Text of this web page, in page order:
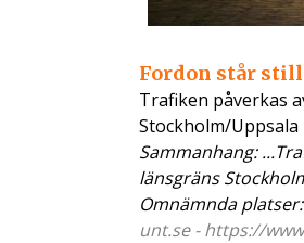
Fordon står
Trafiken påverkas
Stockholm/
Sammanhang:
länsgräns
Omnämnda platser:
unt.se - https://